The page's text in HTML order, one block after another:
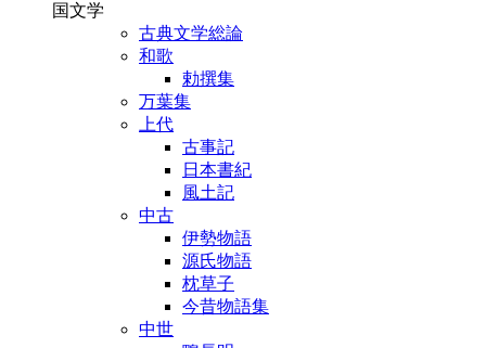
国文学
古典文学総論
和歌
勅撰集
万葉集
上代
古事記
日本書紀
風土記
中古
伊勢物語
源氏物語
枕草子
今昔物語集
中世